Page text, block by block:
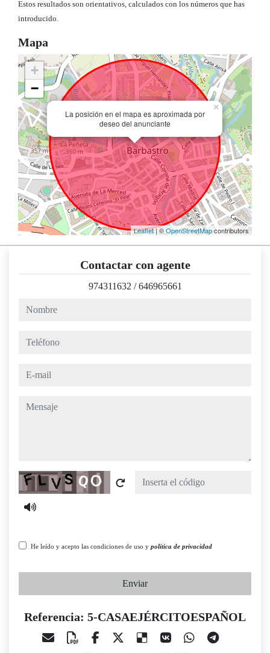
Estos resultados son orientativos, calculados con los números que has
introducido.
Mapa
La posición en el mapa es aproximada por
deseo del anunciante
×
+
−
Leaflet| ©OpenStreetMapcontributors
Contactar con agente
974311632 /646965661
nombre
teléfono
e-mail
mensaje
Captcha
He leído y acepto las condiciones de uso y política de privacidad
Enviar
Referencia: 5-CASAEJÉRCITOESPAÑOL